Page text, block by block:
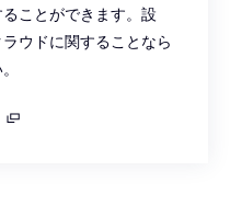
ことができます。設
ウドに関することなら